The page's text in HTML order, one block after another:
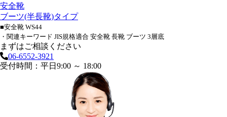
安全靴
ブーツ(半長靴)タイプ
■安全靴 WS44
・関連キーワード JIS規格適合 安全靴 長靴 ブーツ 3層底
まずはご相談ください
06-6552-3921
受付時間：平日9:00 ～ 18:00